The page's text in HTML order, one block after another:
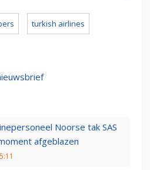
turkish airlines
Noorse tak SAS
afgeblazen